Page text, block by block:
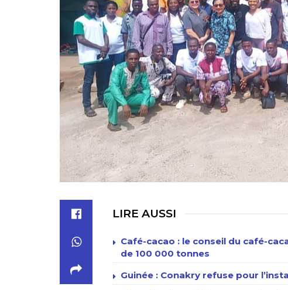
LIRE AUSSI
Café-cacao : le conseil du café-
de 100 000 tonnes
Guinée : Conakry refuse pour